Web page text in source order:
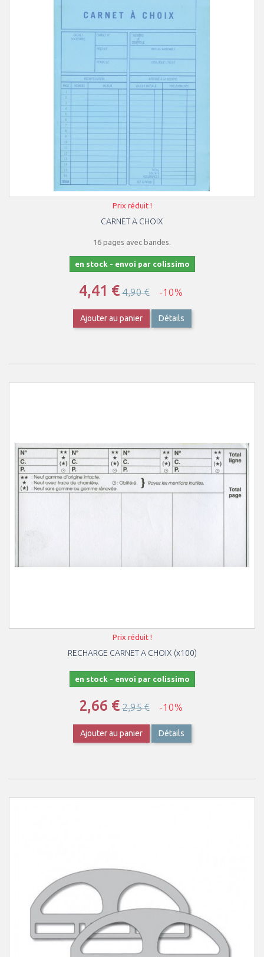
Prix réduit !
CARNET A CHOIX
16 pages avec bandes.
en stock - envoi par colissimo
4,41 €4,90 € -10%
Ajouter au panier Détails
Prix réduit !
RECHARGE CARNET A CHOIX (x100)
en stock - envoi par colissimo
2,66 €2,95 € -10%
Ajouter au panier Détails